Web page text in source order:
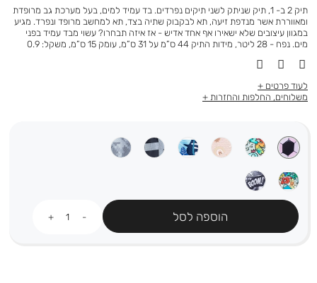
מוצר
רגילתיק 2 ב- 1, תיק שניתק לשני תיקים נפרדים. בד עמיד למים, בעל מערכת גב מרופדת
ומאווררת אשר מנדפת זיעה, תא לבקבוק שתיה בצד, תא למחשב מרופד ונפרד. מגיע
במגוון עיצובים שלא ישאירו אף אחד אדיש - אז איזה תבחרו? עשוי מבד עמיד בפני
מים. נפח - 28 ליטר, מידות התיק 44 ס”מ על 31 ס”מ, עומק 15 ס”מ, משקל: 0.9
לעוד פרטים
משלוחים, החלפות והחזרות
הוספה לסל